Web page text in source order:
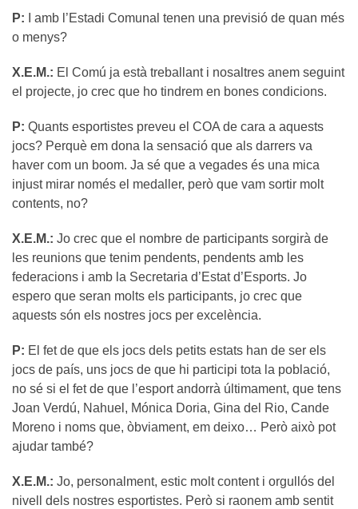
P: I amb l’Estadi Comunal tenen una previsió de quan més
o menys?
X.E.M.: El Comú ja està treballant i nosaltres anem seguint
el projecte, jo crec que ho tindrem en bones condicions.
P: Quants esportistes preveu el COA de cara a aquests
jocs? Perquè em dona la sensació que als darrers va
haver com un boom. Ja sé que a vegades és una mica
injust mirar només el medaller, però que vam sortir molt
contents, no?
X.E.M.: Jo crec que el nombre de participants sorgirà de
les reunions que tenim pendents, pendents amb les
federacions i amb la Secretaria d’Estat d’Esports. Jo
espero que seran molts els participants, jo crec que
aquests són els nostres jocs per excelència.
P: El fet de que els jocs dels petits estats han de ser els
jocs de país, uns jocs de que hi participi tota la població,
no sé si el fet de que l’esport andorrà últimament, que tens
Joan Verdú, Nahuel, Mónica Doria, Gina del Rio, Cande
Moreno i noms que, òbviament, em deixo… Però això pot
ajudar també?
X.E.M.: Jo, personalment, estic molt content i orgullós del
nivell dels nostres esportistes. Però si raonem amb sentit